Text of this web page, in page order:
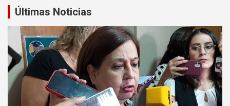
Últimas Noticias